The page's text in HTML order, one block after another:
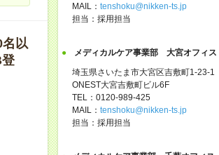
以
MAIL： tenshoku@nikken-ts.jp
担当：採用担当
メディカルケア事業部 大宮オフィス
埼玉県さいたま市大宮区吉敷町1-23-1
ONEST大宮吉敷町ビル6F
TEL：0120-989-425
MAIL： tenshoku@nikken-ts.jp
担当：採用担当